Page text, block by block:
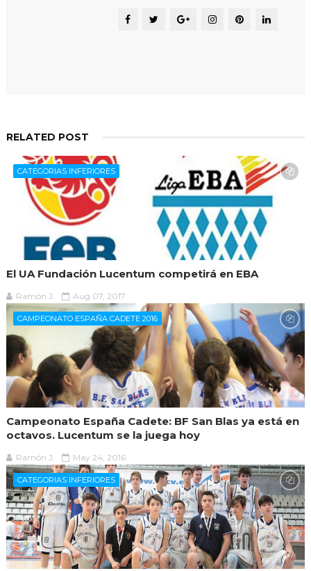
RELATED POST
CATEGORIAS INFERIORES
El UA Fundación Lucentum competirá en EBA
Ramón J. Aug 07, 2017
CAMPEONATO ESPAÑA CADETE 2016
Campeonato España Cadete: BF San Blas ya está en
octavos. Lucentum se la juega hoy
Ramón J. May 24, 2016
CATEGORIAS INFERIORES